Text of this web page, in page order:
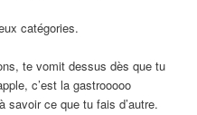
catégories.
te vomit dessus dès que tu
c’est la gastrooooo
savoir ce que tu fais d’autre.